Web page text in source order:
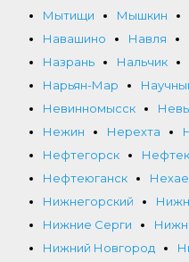
Мытищи
Мышкин
Навашино
Навля
Назрань
Нальчик
Нарьян-Мар
Невинномысск
Нежин
Нерехта
Нефтегорск
Нефтеюганск
Нижнегорский
Нижние Серги
Нижний Новгород